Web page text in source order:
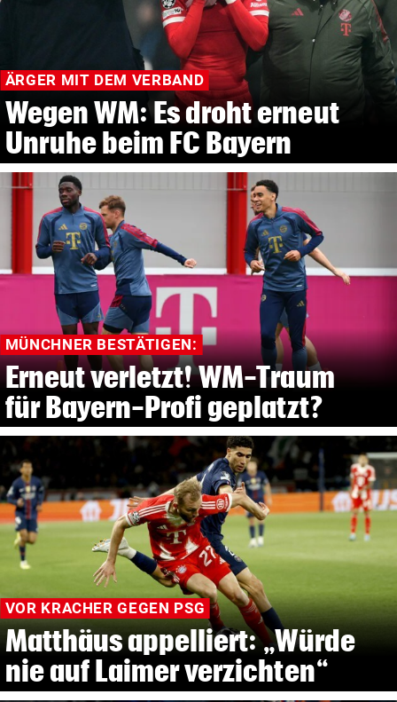
ÄRGER MIT DEM VERBAND
Wegen WM: Es droht erneut
Unruhe beim FC Bayern
MÜNCHNER BESTÄTIGEN:
Erneut verletzt! WM-Traum
für Bayern-Profi geplatzt?
VOR KRACHER GEGEN PSG
Matthäus appelliert: „Würde
nie auf Laimer verzichten“